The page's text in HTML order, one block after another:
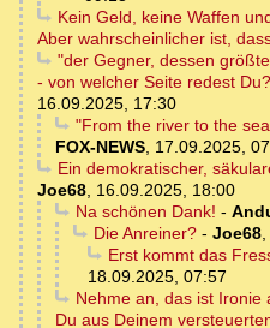
Kein Geld, keine Waffen
Aber wahrscheinlicher ist,
"der Gegner, dessen
- von welcher Seite redest
16.09.2025, 17:30
"From the river to the
FOX-NEWS, 17.09.2025,
Ein demokratischer,
Joe68, 16.09.2025, 18:00
Na schönen Dank! -
Die Anreiner?- Joe68,
Erst kommt das
18.09.2025, 07:57
Nehme an, das ist Ironie
Du aus Deinem